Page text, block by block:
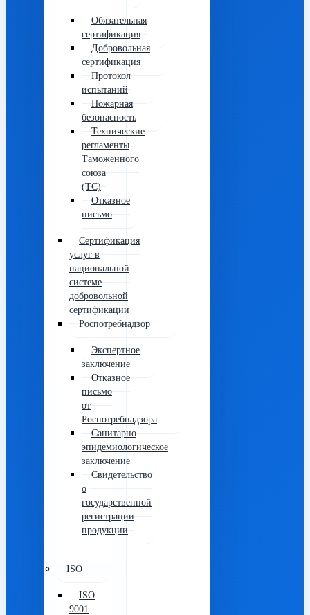
Обязательная
сертификация
Добровольная
сертификация
Протокол
испытаний
Пожарная
безопасность
Технические
регламенты
Таможенного
союза
(ТС)
Отказное
письмо
Сертификация
услуг в
национальной
системе
добровольной
сертификации
Роспотребнадзор
Экспертное
заключение
Отказное
письмо
от
Роспотребнадзора
Санитарно
эпидемиологическое
заключение
Свидетельство
о
государственной
регистрации
продукции
ISO
ISO
9001